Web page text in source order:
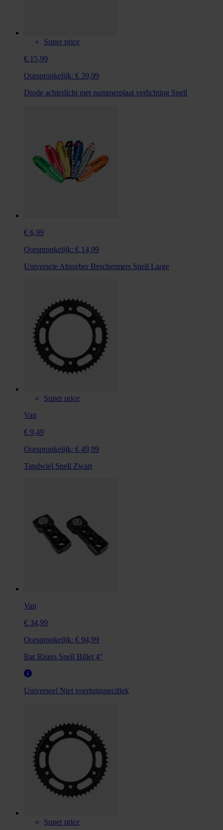
Super price
€ 15,99
Oorspronkelijk: € 39,99
Diode achterlicht met nummerplaat verlichting Snell
€ 6,99
Oorspronkelijk: € 14,99
Universele Absorber Beschermers Snell Large
Super price
Van
€ 9,49
Oorspronkelijk: € 49,99
Tandwiel Snell Zwart
Van
€ 34,99
Oorspronkelijk: € 94,99
Bar Risers Snell Billet 4"
Universeel Niet voertuigspecifiek
Super price